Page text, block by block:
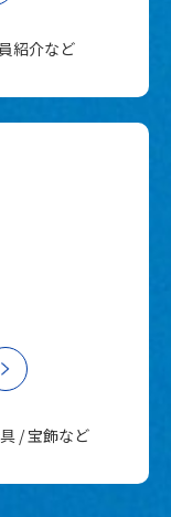
紹介など
/ 宝飾など